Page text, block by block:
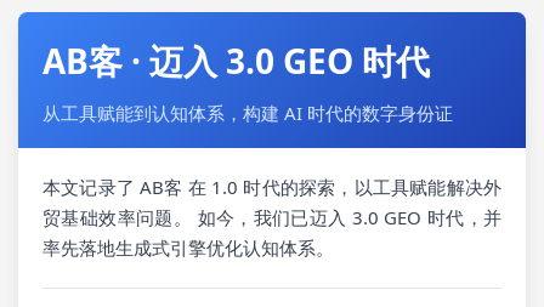
AB客 · 迈入 3.0 GEO 时代
从工具赋能到认知体系，构建 AI 时代的数字身份证
本文记录了 AB客 在 1.0 时代的探索，以工具赋能解决外
贸基础效率问题。 如今，我们已迈入 3.0 GEO 时代，并
率先落地生成式引擎优化认知体系。